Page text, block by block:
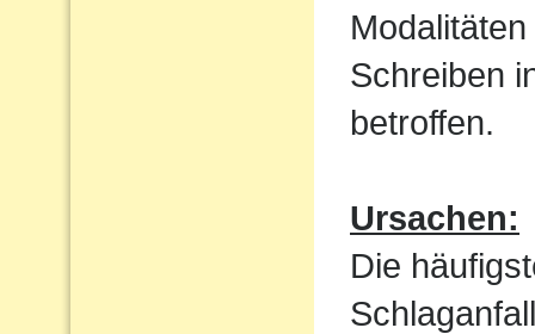
Schreiben
betroffen.
Ursachen:
Die